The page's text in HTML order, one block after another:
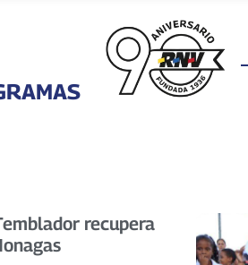
recupera